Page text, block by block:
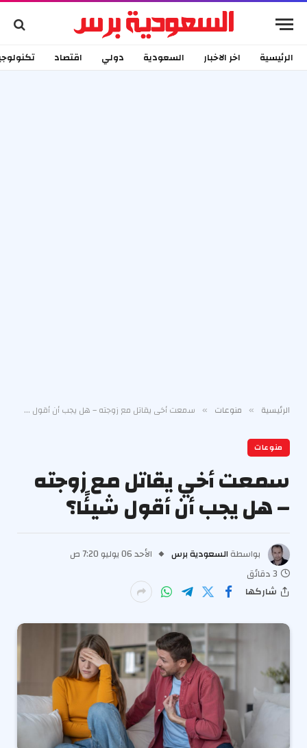
الرئيسية اخر الاخبار السعودية دولي اقتصاد
الرئيسية » منوعات » سمعت أخي يقاتل مع زوجته – هل يجب أن أقول شيئًا؟
منوعات
سمعت أخي يقاتل مع زوجته
– هل يجب أن أقول شيئًا؟
بواسطة السعودية برس
الأحد 06 يوليو 7:20 ص
3 دقائق
شاركها